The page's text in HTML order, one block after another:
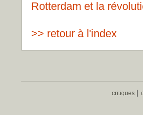
Rotterdam et la
>> retour à l'index
critiques